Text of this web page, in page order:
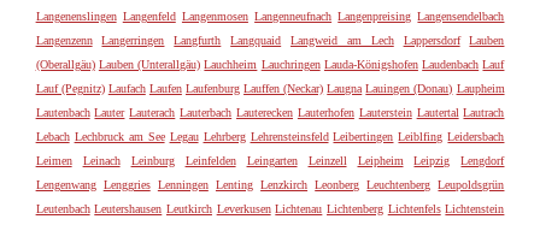
Langenenslingen Langenfeld Langenmosen Langenneufnach Langenpreising Langensendelbach
Langenzenn
Langerringen Langfurth Langquaid Langweid am Lech Lappersdorf
Lauben
(Oberallgäu) Lauben (Unterallgäu) Lauchheim Lauchringen Lauda-Königshofen Laudenbach Lauf
Lauf (Pegnitz) Laufach Laufen Laufenburg Lauffen (Neckar) Laugna Lauingen (Donau) Laupheim
Lautenbach Lauter Lauterach Lauterbach Lauterecken Lauterhofen Lauterstein Lautertal Lautrach
Lebach Lechbruck am See Legau Lehrberg Lehrensteinsfeld Leibertingen Leiblfing Leidersbach
Leimen
Leinach Leinburg Leinfelden Leingarten Leinzell Leipheim Leipzig
Lengdorf
Lengenwang Lenggries Lenningen Lenting Lenzkirch Leonberg Leuchtenberg Leupoldsgrün
Leutenbach Leutershausen Leutkirch Leverkusen Lichtenau Lichtenberg Lichtenfels Lichtenstein